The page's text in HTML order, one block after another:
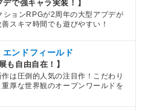
デで強キャラ実装！】
ションRPGが2周年の大型アプデが
スキマ時間でも遊びやすい！
エンドフィールド
も自由自在！】
は圧倒的人気の注目作！こだわり
厚な世界観のオープンワールドを